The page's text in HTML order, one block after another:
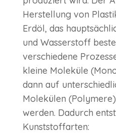
Herstellung von
Erdöl, das
und Wasserstoff
verschiedene
kleine Moleküle
dann auf
Molekülen
werden. Dadurch
Kunststoffarten: